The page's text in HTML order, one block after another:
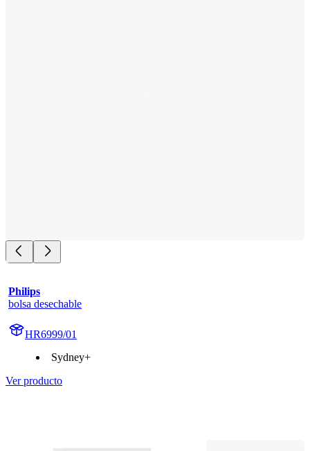
Philips
bolsa desechable
HR6999/01
Sydney+
Ver producto